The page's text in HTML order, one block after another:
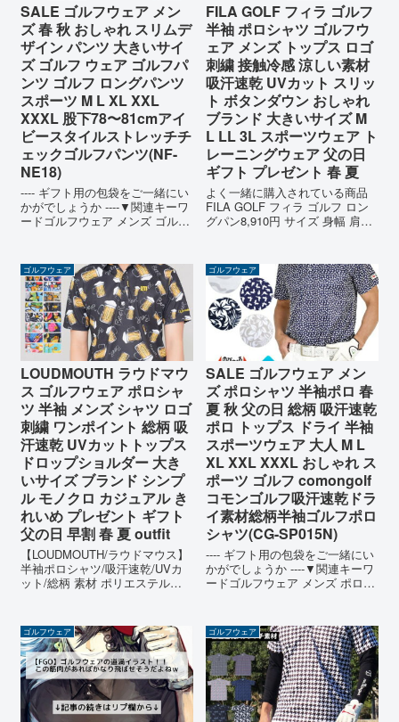
SALE ゴルフウェア メン
ズ 春 秋 おしゃれ スリムデ
ザイン パンツ 大きいサイ
ズ ゴルフ ウェア ゴルフパ
ンツ ゴルフ ロングパンツ
スポーツ M L XL XXL
XXXL 股下78〜81cmアイ
ビースタイルストレッチチ
ェックゴルフパンツ(NF-
NE18)
---- ギフト用の包袋をご一緒にい
かがでしょうか ----▼関連キーワ
ードゴルフウェア メンズ ゴルフ
upゴルフウエア ストレッチ 飛距
離アップ ゴルフパンツ ストレッ
チ ...
FILA GOLF フィラ ゴルフ
半袖 ポロシャツ ゴルフウ
ェア メンズ トップス ロゴ
刺繍 接触冷感 涼しい素材
吸汗速乾 UVカット スリッ
ト ボタンダウン おしゃれ
ブランド 大きいサイズ M
L LL 3L スポーツウェア ト
レーニングウェア 父の日
ギフト プレゼント 春 夏
よく一緒に購入されている商品
FILA GOLF フィラ ゴルフ ロン
グパン8,910円 サイズ 身幅 肩幅
69.5cm 22.5cm LL ...
ゴルフウェア
LOUDMOUTH ラウドマウ
ス ゴルフウェア ポロシャ
ツ 半袖 メンズ シャツ ロゴ
刺繍 ワンポイント 総柄 吸
汗速乾 UVカットトップス
ドロップショルダー 大き
いサイズ ブランド シンプ
ル モノクロ カジュアル き
れいめ プレゼント ギフト
父の日 早割 春 夏 outfit
【LOUDMOUTH/ラウドマウス】
半袖ポロシャツ/吸汗速乾/UVカ
ット/総柄 素材 ポリエステル
06,212,216,217,237,273,281,285,
...
ゴルフウェア
SALE ゴルフウェア メン
ズ ポロシャツ 半袖ポロ 春
夏 秋 父の日 総柄 吸汗速乾
ポロ トップス ドライ 半袖
スポーツウェア 大人 M L
XL XXL XXXL おしゃれ ス
ポーツ ゴルフ comongolf
コモンゴルフ吸汗速乾ドラ
イ素材総柄半袖ゴルフポロ
シャツ(CG-SP015N)
---- ギフト用の包袋をご一緒にい
かがでしょうか ----▼関連キーワ
ードゴルフウェア メンズ ポロシ
スポーツウェア 大人 M L XL
XXL XXXL おしゃれ ス...
ゴルフウェア ゴルフウェア